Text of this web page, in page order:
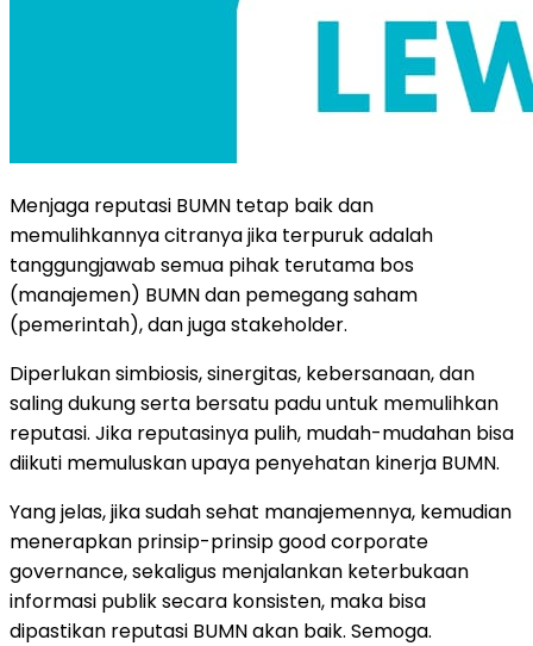
Menjaga reputasi BUMN tetap baik dan
memulihkannya citranya jika terpuruk adalah
tanggungjawab semua pihak terutama bos
(manajemen) BUMN dan pemegang saham
(pemerintah), dan juga stakeholder.
Diperlukan simbiosis, sinergitas, kebersanaan, dan
saling dukung serta bersatu padu untuk memulihkan
reputasi. Jika reputasinya pulih, mudah-mudahan bisa
diikuti memuluskan upaya penyehatan kinerja BUMN.
Yang jelas, jika sudah sehat manajemennya, kemudian
menerapkan prinsip-prinsip good corporate
governance, sekaligus menjalankan keterbukaan
informasi publik secara konsisten, maka bisa
dipastikan reputasi BUMN akan baik. Semoga.